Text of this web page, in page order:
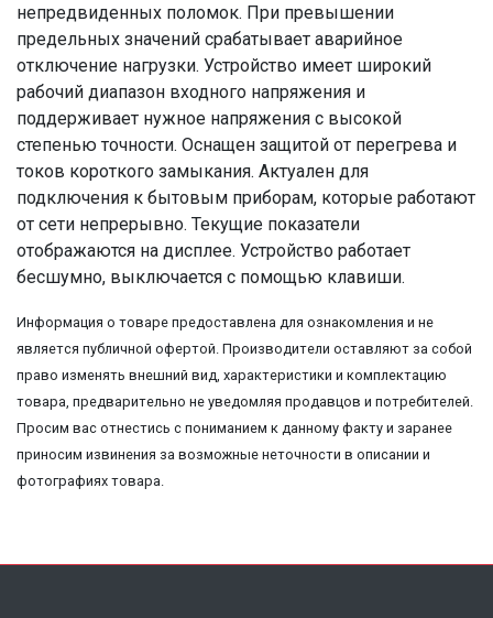
непредвиденных поломок. При превышении
предельных значений срабатывает аварийное
отключение нагрузки. Устройство имеет широкий
рабочий диапазон входного напряжения и
поддерживает нужное напряжения с высокой
степенью точности. Оснащен защитой от перегрева и
токов короткого замыкания. Актуален для
подключения к бытовым приборам, которые работают
от сети непрерывно. Текущие показатели
отображаются на дисплее. Устройство работает
бесшумно, выключается с помощью клавиши.
Информация о товаре предоставлена для ознакомления и не
является публичной офертой. Производители оставляют за собой
право изменять внешний вид, характеристики и комплектацию
товара, предварительно не уведомляя продавцов и потребителей.
Просим вас отнестись с пониманием к данному факту и заранее
приносим извинения за возможные неточности в описании и
фотографиях товара.